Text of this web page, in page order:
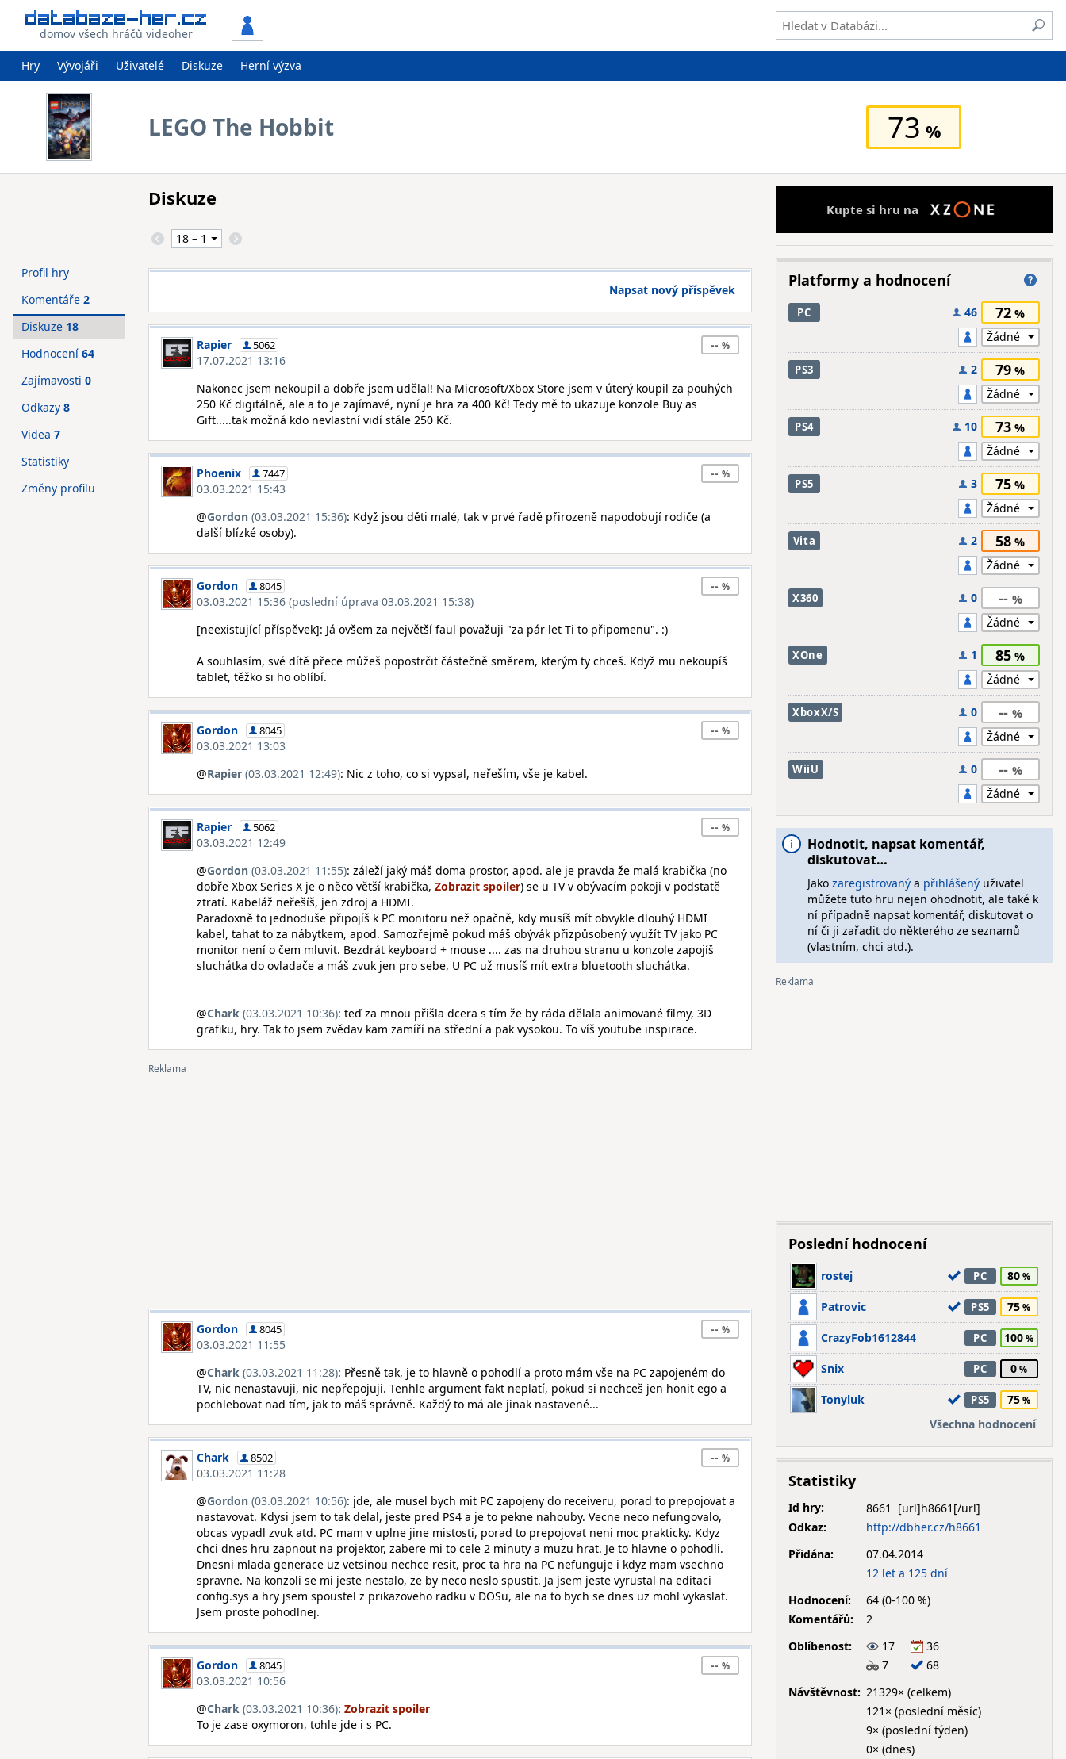
domov všech hráčů videoher
Hry Vývojáři Uživatelé Diskuze Herní výzva
LEGO The Hobbit 73
Diskuze
Napsat nový příspěvek
Rapier 5062
17.07.2021 13:16
--
Nakonec jsem nekoupil a dobře jsem udělal! Na Microsoft/Xbox Store jsem v úterý koupil za pouhých
250 Kč digitálně, ale a to je zajímavé, nyní je hra za 400 Kč! Tedy mě to ukazuje konzole Buy as
Gift.....tak možná kdo nevlastní vidí stále 250 Kč.
Phoenix 7447
03.03.2021 15:43
--
@Gordon (03.03.2021 15:36): Když jsou děti malé, tak v prvé řadě přirozeně napodobují rodiče (a
další blízké osoby).
Gordon 8045
03.03.2021 15:36 (poslední úprava 03.03.2021 15:38)
--
[neexistující příspěvek]: Já ovšem za největší faul považuji "za pár let Ti to připomenu". :)
A souhlasím, své dítě přece můžeš popostrčit částečně směrem, kterým ty chceš. Když mu nekoupíš
tablet, těžko si ho oblíbí.
Gordon 8045
03.03.2021 13:03
--
@Rapier (03.03.2021 12:49): Nic z toho, co si vypsal, neřeším, vše je kabel.
Rapier 5062
03.03.2021 12:49
--
@Gordon (03.03.2021 11:55): záleží jaký máš doma prostor, apod. ale je pravda že malá krabička (no
dobře Xbox Series X je o něco větší krabička,
) se u TV v obývacím pokoji v podstatě
ztratí. Kabeláž neřešíš, jen zdroj a HDMI.
Paradoxně to jednoduše připojíš k PC monitoru než opačně, kdy musíš mít obvykle dlouhý HDMI
kabel, tahat to za nábytkem, apod. Samozřejmě pokud máš obývák přizpůsobený využít TV jako PC
monitor není o čem mluvit. Bezdrát keyboard + mouse .... zas na druhou stranu u konzole zapojíš
sluchátka do ovladače a máš zvuk jen pro sebe, U PC už musíš mít extra bluetooth sluchátka.
@Chark (03.03.2021 10:36): teď za mnou přišla dcera s tím že by ráda dělala animované filmy, 3D
grafiku, hry. Tak to jsem zvědav kam zamíří na střední a pak vysokou. To víš youtube inspirace.
Gordon 8045
03.03.2021 11:55
--
@Chark (03.03.2021 11:28): Přesně tak, je to hlavně o pohodlí a proto mám vše na PC zapojeném do
TV, nic nenastavuji, nic nepřepojuji. Tenhle argument fakt neplatí, pokud si nechceš jen honit ego a
pochlebovat nad tím, jak to máš správně. Každý to má ale jinak nastavené...
Chark 8502
03.03.2021 11:28
--
@Gordon (03.03.2021 10:56): jde, ale musel bych mit PC zapojeny do receiveru, porad to prepojovat a
nastavovat. Kdysi jsem to tak delal, jeste pred PS4 a je to pekne nahouby. Vecne neco nefungovalo,
obcas vypadl zvuk atd. PC mam v uplne jine mistosti, porad to prepojovat neni moc prakticky. Kdyz
chci dnes hru zapnout na projektor, zabere mi to cele 2 minuty a muzu hrat. Je to hlavne o pohodli.
Dnesni mlada generace uz vetsinou nechce resit, proc ta hra na PC nefunguje i kdyz mam vsechno
spravne. Na konzoli se mi jeste nestalo, ze by neco neslo spustit. Ja jsem jeste vyrustal na editaci
config.sys a hry jsem spoustel z prikazoveho radku v DOSu, ale na to bych se dnes uz mohl vykaslat.
Jsem proste pohodlnej.
Gordon 8045
03.03.2021 10:56
--
@Chark (03.03.2021 10:36):
To je zase oxymoron, tohle jde i s PC.
Profil hry
Komentáře 2
Diskuze 18
Hodnocení 64
Zajímavosti 0
Odkazy 8
Videa 7
Statistiky
Změny profilu
Kupte si hru na
Platformy a hodnocení
PC 46 72
PS3 2 79
PS4 10 73
PS5 3 75
Vita 2 58
X360 0 --
XOne 1 85
XboxX/S 0 --
WiiU 0 --
Hodnotit, napsat komentář,
diskutovat…
Jako zaregistrovanýa přihlášenýuživatel
můžete tuto hru nejen ohodnotit, ale také k
ní případně napsat komentář, diskutovat o
ní či ji zařadit do některého ze seznamů
(vlastním, chci atd.).
Poslední hodnocení
rostej PC 80
Patrovic PS5 75
CrazyFob1612844 PC 100
Snix PC 0
Tonyluk PS5
75
Všechna hodnocení
Statistiky
Id hry:
8661
Odkaz:
http://dbher.cz/h8661
Přidána:
07.04.2014
12 let a 125 dní
Hodnocení:
64 (0-100 %)
Komentářů:
2
Oblíbenost:
17
36
7
68
Návštěvnost: 21329× (celkem)
121× (poslední měsíc)
9× (poslední týden)
0× (dnes)